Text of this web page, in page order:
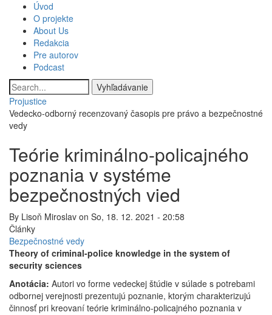
hlavný
obsah
Main
navigation
Úvod
O projekte
About Us
Redakcia
Pre autorov
Podcast
Vyhľadávanie
Projustice
Vedecko-odborný recenzovaný časopis pre právo a bezpečnostné
vedy
Teórie kriminálno-policajného
poznania v systéme
bezpečnostných vied
By Lisoň Miroslav on So, 18. 12. 2021 - 20:58
Články
Bezpečnostné vedy
Theory of criminal-police knowledge in the system of
security sciences
Anotácia: Autori vo forme vedeckej štúdie v súlade s potrebami
odbornej verejnosti prezentujú poznanie, ktorým charakterizujú
činnosť pri kreovaní teórie kriminálno-policajného poznania v